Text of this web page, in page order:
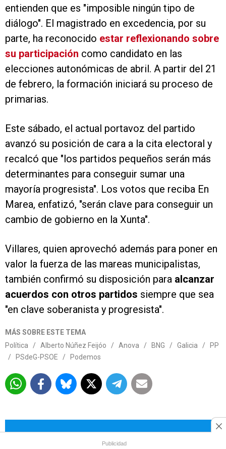
entienden que es "imposible ningún tipo de
diálogo". El magistrado en excedencia, por su
parte, ha reconocido estar reflexionando sobre
su participación como candidato en las
elecciones autonómicas de abril. A partir del 21
de febrero, la formación iniciará su proceso de
primarias.
Este sábado, el actual portavoz del partido
avanzó su posición de cara a la cita electoral y
recalcó que "los partidos pequeños serán más
determinantes para conseguir sumar una
mayoría progresista". Los votos que reciba En
Marea, enfatizó, "serán clave para conseguir un
cambio de gobierno en la Xunta".
Villares, quien aprovechó además para poner en
valor la fuerza de las mareas municipalistas,
también confirmó su disposición para alcanzar
acuerdos con otros partidos siempre que sea
"en clave soberanista y progresista".
MÁS SOBRE ESTE TEMA
Política
/ Alberto Núñez Feijóo / Anova / BNG / Galicia /
PP
/
PSdeG-PSOE / Podemos
Más allá de los titulares está la
Publicidad